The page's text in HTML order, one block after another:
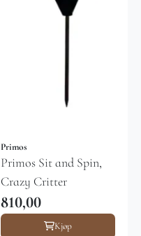
Primos
Primos Sit and Spin,
Crazy Critter
810,00
Kjøp